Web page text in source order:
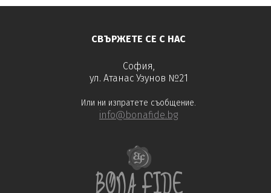
СВЪРЖЕТЕ СЕ С НАС
София,
ул. Атанас Узунов №21
Или ни изпратете съобщение.
info@bonafide.bg